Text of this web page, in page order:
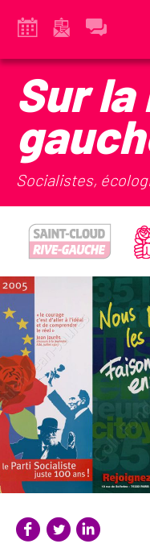
Sur
Socialistes,